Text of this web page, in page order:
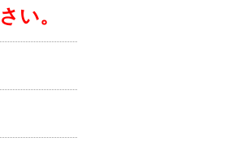
い。